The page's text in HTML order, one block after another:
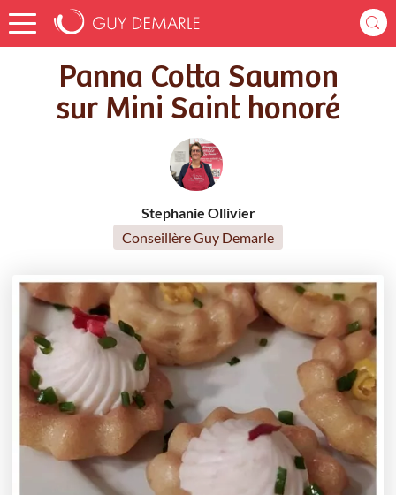
Accueil
Recettes
Panna Cotta Saumon sur Mini Saint honoré
Panna Cotta Saumon
sur Mini Saint honoré
Stephanie Ollivier
Conseillère Guy Demarle